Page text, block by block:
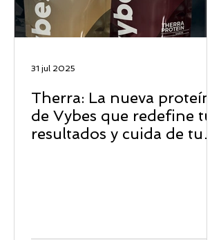
Therra: La nueva proteína
de Vybes que redefine tus
resultados y cuida de tu
31 jul 2025